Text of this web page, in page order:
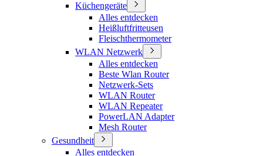
Küchengeräte
Alles entdecken
Heißluftfritteusen
Fleischthermometer
WLAN Netzwerk
Alles entdecken
Beste Wlan Router
Netzwerk-Sets
WLAN Router
WLAN Repeater
PowerLAN Adapter
Mesh Router
Gesundheit
Alles entdecken